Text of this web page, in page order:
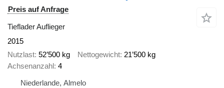
Preis auf Anfrage
Tieflader Auflieger
2015
Nutzlast 52’500 kg Nettogewicht 21’500 kg
Achsenanzahl 4
Niederlande, Almelo